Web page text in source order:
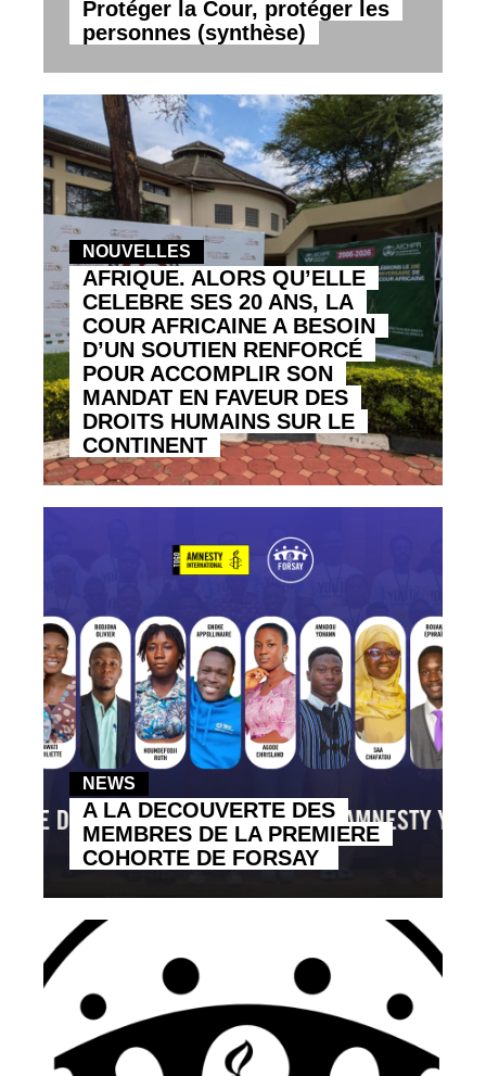
Protéger la Cour, protéger les
personnes (synthèse)
NOUVELLES
AFRIQUE. ALORS QU’ELLE
CELEBRE SES 20 ANS, LA
COUR AFRICAINE A BESOIN
D’UN SOUTIEN RENFORCÉ
POUR ACCOMPLIR SON
MANDAT EN FAVEUR DES
DROITS HUMAINS SUR LE
CONTINENT
NEWS
A LA DECOUVERTE DES
MEMBRES DE LA PREMIERE
COHORTE DE FORSAY